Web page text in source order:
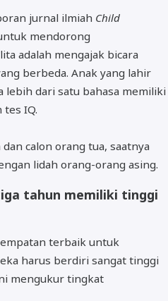
jurnal ilmiah Child
mendorong
adalah mengajak bicara
berbeda. Anak yang lahir
lebih dari satu bahasa memiliki
tes IQ.
calon orang tua, saatnya
lidah orang-orang asing.
tahun memiliki tinggi
terbaik untuk
harus berdiri sangat tinggi
mengukur tingkat